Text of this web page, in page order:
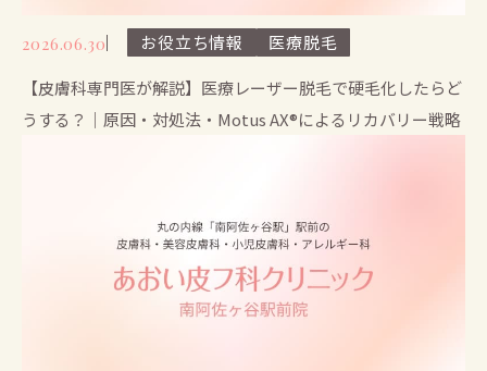
2026.06.30 お役立ち情報
医療脱毛
【皮膚科専門医が解説】医療レーザー脱毛で硬毛化したらど
うする？｜原因・対処法・Motus AX®によるリカバリー戦略